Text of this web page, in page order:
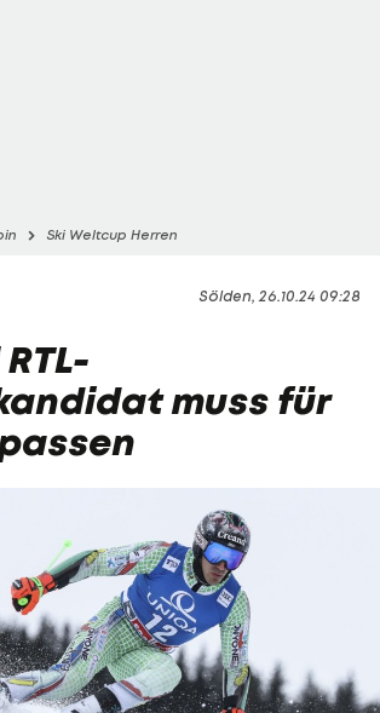
Ski Weltcup Herren
Sölden, 26.10.24 09:28
muss für